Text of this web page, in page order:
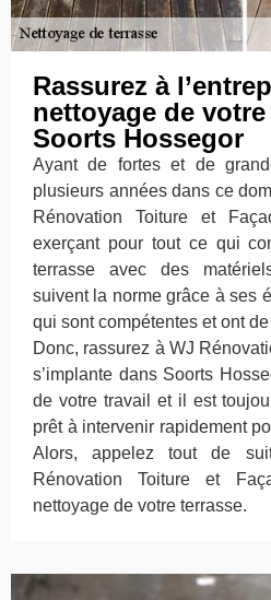
Rassurez à
nettoyage de
Soorts Hossegor
Ayant de fortes et de
plusieurs années dans ce
Rénovation Toiture et
exerçant pour tout ce qui
terrasse avec des
suivent la norme grâce à ses
qui sont compétentes et ont
Donc, rassurez à WJ
s’implante dans Soorts
de votre travail et il est
prêt à intervenir rapidement
Alors, appelez tout de
Rénovation Toiture et
nettoyage de votre terrasse.